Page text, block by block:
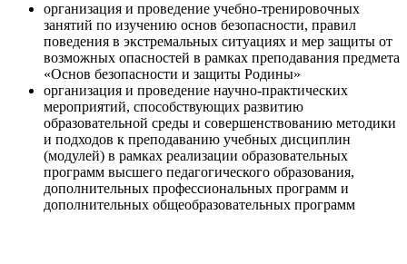
организация и проведение учебно-тренировочных
занятий по изучению основ безопасности, правил
поведения в экстремальных ситуациях и мер защиты от
возможных опасностей в рамках преподавания предмета
«Основ безопасности и защиты Родины»
организация и проведение научно-практических
мероприятий, способствующих развитию
образовательной среды и совершенствованию методики
и подходов к преподаванию учебных дисциплин
(модулей) в рамках реализации образовательных
программ высшего педагогического образования,
дополнительных профессиональных программ и
дополнительных общеобразовательных программ